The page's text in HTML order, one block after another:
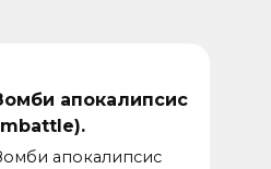
апокалипсис
апокалипсис